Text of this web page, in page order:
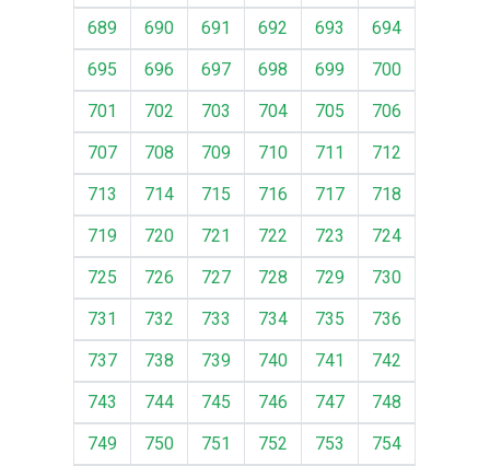
689
690 691 692 693
694
695
696 697 698 699
700
701
702 703 704 705
706
707
708 709 710 711
712
713
714 715 716 717
718
719
720 721 722 723
724
725
726 727 728 729
730
731
732 733 734 735
736
737
738 739 740 741
742
743
744 745 746 747
748
749
750 751 752 753
754